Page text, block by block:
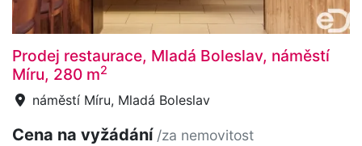
Prodej restaurace, Mladá Boleslav, náměstí
Míru, 280 m2
náměstí Míru, Mladá Boleslav
Cena na vyžádání /za nemovitost